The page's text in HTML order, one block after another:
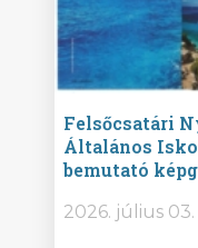
Felsőcsatári
Általános
bemutató
2026. július 03.